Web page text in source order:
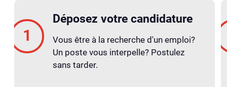
Déposez votre candidature
Vous être à la recherche d'un emploi?
Un poste vous interpelle? Postulez
sans tarder.